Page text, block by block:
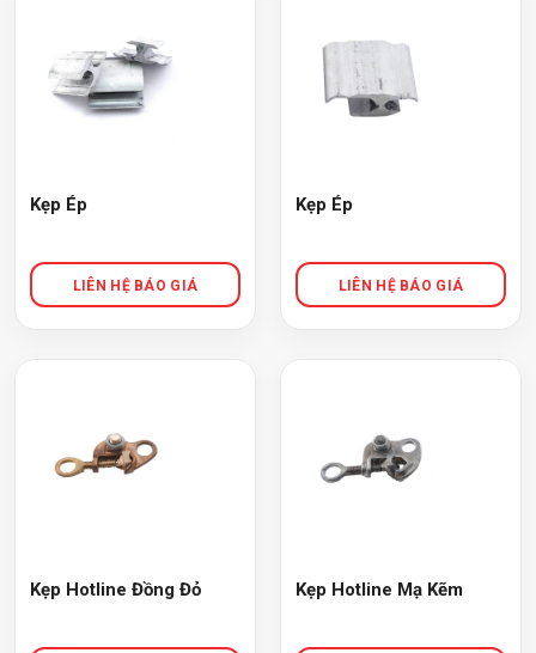
Kẹp Ép Kẹp Ép
Kẹp Hotline Đồng Đỏ Kẹp Hotline Mạ Kẽm